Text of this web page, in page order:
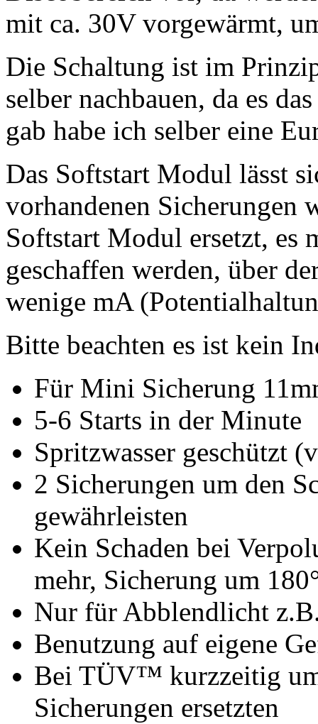
mit ca. 30V vorgewärmt,
Die Schaltung ist im
selber nachbauen, da es
gab habe ich selber eine
Das Softstart Modul lässt
vorhandenen Sicherungen
Softstart Modul ersetzt, es
geschaffen werden, über
wenige mA
Bitte beachten es ist kein
Für Mini Sicherung
5-6 Starts in der Minute
Spritzwasser geschützt
2 Sicherungen um den
gewährleisten
Kein Schaden bei
mehr, Sicherung um
Nur für Abblendlicht
Benutzung auf eigene
Bei TÜV™ kurzzeitig
Sicherungen ersetzten